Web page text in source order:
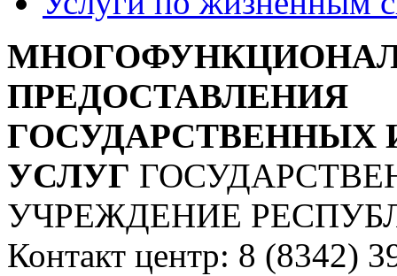
ПРЕДОСТАВЛЕНИЯ
УСЛУГ
УЧРЕЖДЕНИЕ
Контакт центр: 8 (8342)